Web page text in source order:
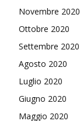
Novembre 2020
Ottobre 2020
Settembre 2020
Agosto 2020
Luglio 2020
Giugno 2020
Maggio 2020